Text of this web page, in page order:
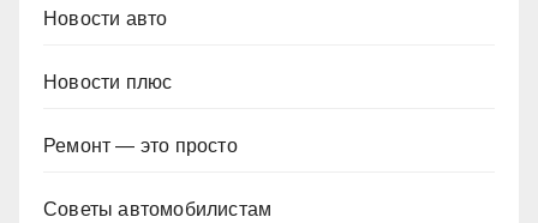
Новости авто
Новости плюс
Ремонт — это просто
Советы автомобилистам